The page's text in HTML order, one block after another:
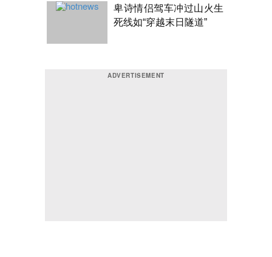
卑诗情侣驾车冲过山火生
死线如“穿越末日隧道”